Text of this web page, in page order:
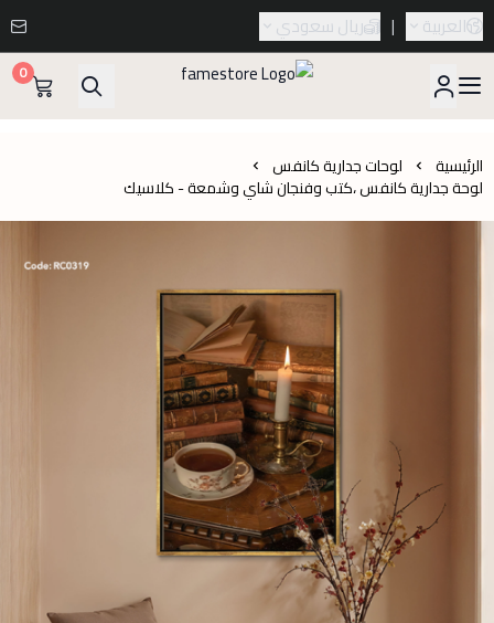
العربية | ريال سعودي
0
الرئيسية لوحات جدارية كانفس
لوحة جدارية كانفس ،كتب وفنجان شاي وشمعة - كلاسيك